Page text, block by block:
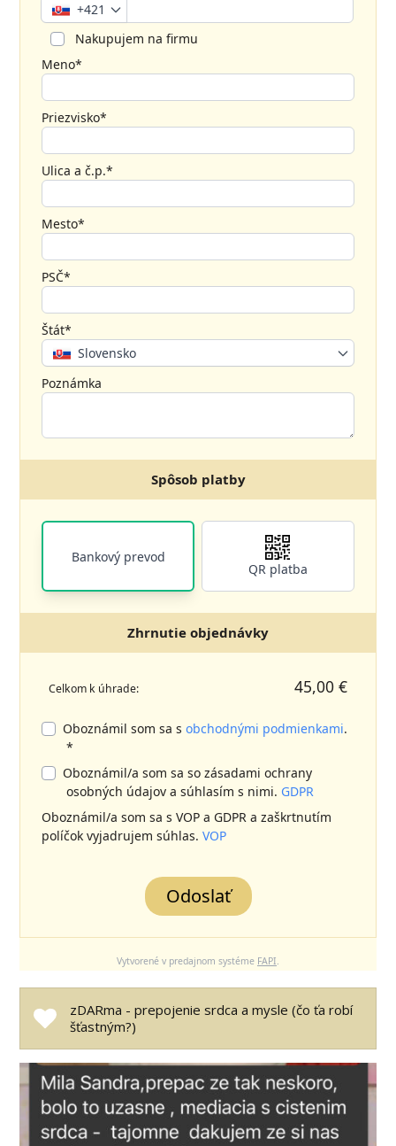
+421
Nakupujem na firmu
Meno*
Priezvisko*
Ulica a č.p.*
Mesto*
PSČ*
Štát*
Slovensko
Poznámka
Spôsob platby
Bankový prevod
QR platba
Zhrnutie objednávky
Celkom k úhrade: 45,00 €
Oboznámil som sa sobchodnými podmienkami.
*
Oboznámil/a som sa so zásadami ochrany
osobných údajov a súhlasím s nimi. GDPR
Oboznámil/a som sa s VOP a GDPR a zaškrtnutím
políčok vyjadrujem súhlas.VOP
Odoslať
Vytvorené v predajnom systéme FAPI.
zDARma - prepojenie srdca a mysle (čo ťa robí
šťastným?)